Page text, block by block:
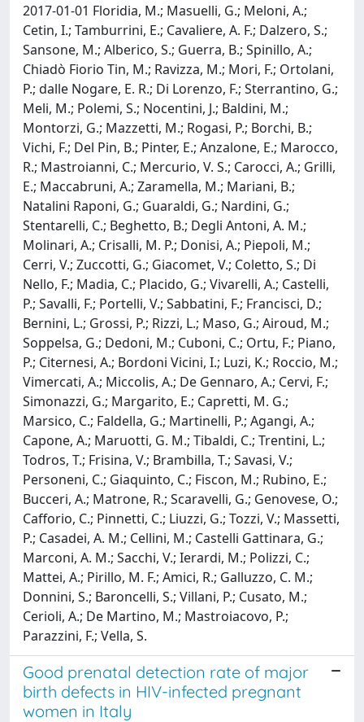
2017-01-01 Floridia, M.; Masuelli, G.; Meloni, A.;
Cetin, I.; Tamburrini, E.; Cavaliere, A. F.; Dalzero, S.;
Sansone, M.; Alberico, S.; Guerra, B.; Spinillo, A.;
Chiadò Fiorio Tin, M.; Ravizza, M.; Mori, F.; Ortolani,
P.; dalle Nogare, E. R.; Di Lorenzo, F.; Sterrantino, G.;
Meli, M.; Polemi, S.; Nocentini, J.; Baldini, M.;
Montorzi, G.; Mazzetti, M.; Rogasi, P.; Borchi, B.;
Vichi, F.; Del Pin, B.; Pinter, E.; Anzalone, E.; Marocco,
R.; Mastroianni, C.; Mercurio, V. S.; Carocci, A.; Grilli,
E.; Maccabruni, A.; Zaramella, M.; Mariani, B.;
Natalini Raponi, G.; Guaraldi, G.; Nardini, G.;
Stentarelli, C.; Beghetto, B.; Degli Antoni, A. M.;
Molinari, A.; Crisalli, M. P.; Donisi, A.; Piepoli, M.;
Cerri, V.; Zuccotti, G.; Giacomet, V.; Coletto, S.; Di
Nello, F.; Madia, C.; Placido, G.; Vivarelli, A.; Castelli,
P.; Savalli, F.; Portelli, V.; Sabbatini, F.; Francisci, D.;
Bernini, L.; Grossi, P.; Rizzi, L.; Maso, G.; Airoud, M.;
Soppelsa, G.; Dedoni, M.; Cuboni, C.; Ortu, F.; Piano,
P.; Citernesi, A.; Bordoni Vicini, I.; Luzi, K.; Roccio, M.;
Vimercati, A.; Miccolis, A.; De Gennaro, A.; Cervi, F.;
Simonazzi, G.; Margarito, E.; Capretti, M. G.;
Marsico, C.; Faldella, G.; Martinelli, P.; Agangi, A.;
Capone, A.; Maruotti, G. M.; Tibaldi, C.; Trentini, L.;
Todros, T.; Frisina, V.; Brambilla, T.; Savasi, V.;
Personeni, C.; Giaquinto, C.; Fiscon, M.; Rubino, E.;
Bucceri, A.; Matrone, R.; Scaravelli, G.; Genovese, O.;
Cafforio, C.; Pinnetti, C.; Liuzzi, G.; Tozzi, V.; Massetti,
P.; Casadei, A. M.; Cellini, M.; Castelli Gattinara, G.;
Marconi, A. M.; Sacchi, V.; Ierardi, M.; Polizzi, C.;
Mattei, A.; Pirillo, M. F.; Amici, R.; Galluzzo, C. M.;
Donnini, S.; Baroncelli, S.; Villani, P.; Cusato, M.;
Cerioli, A.; De Martino, M.; Mastroiacovo, P.;
Parazzini, F.; Vella, S.
Good prenatal detection rate of major
birth defects in HIV-infected pregnant
women in Italy